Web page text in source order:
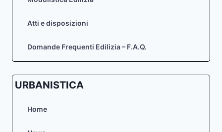
Atti e disposizioni
Domande Frequenti Edilizia – F.A.Q.
URBANISTICA
Home